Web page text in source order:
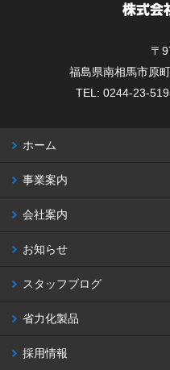
〒
福島県南相馬市原
TEL: 0244-23-
ホーム
事業案内
会社案内
お知らせ
スタッフブログ
省力化製品
採用情報